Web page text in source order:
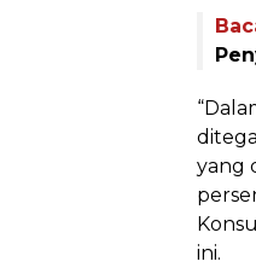
yang
ini.